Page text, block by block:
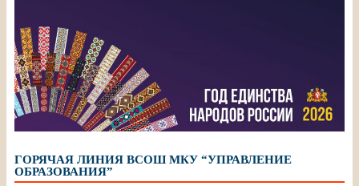
ГОРЯЧАЯ ЛИНИЯ ВСОШ МКУ “УПРАВЛЕНИЕ
ОБРАЗОВАНИЯ”